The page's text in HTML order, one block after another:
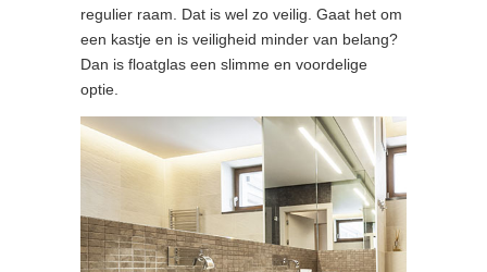
regulier raam. Dat is wel zo veilig. Gaat het om
een kastje en is veiligheid minder van belang?
Dan is floatglas een slimme en voordelige
optie.